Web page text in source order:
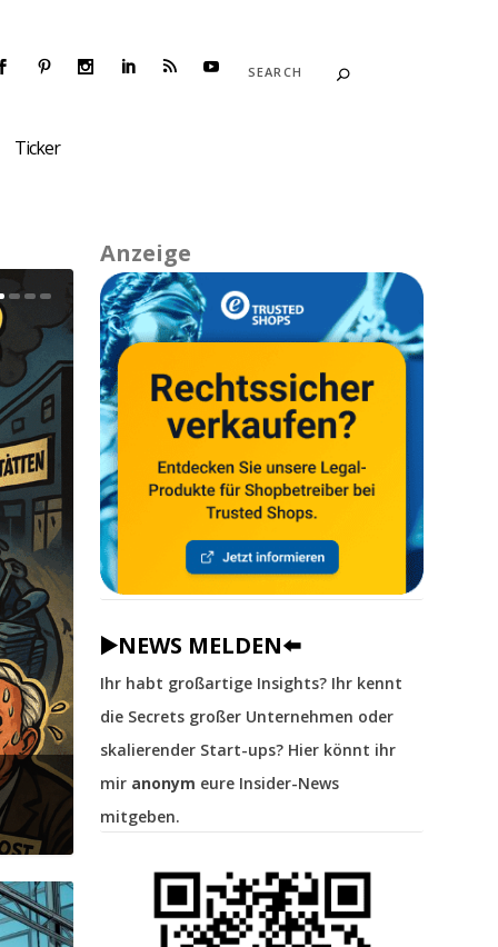
Ticker
Anzeige
▶️NEWS MELDEN⬅️
Ihr habt großartige Insights? Ihr kennt
die Secrets großer Unternehmen oder
skalierender Start-ups? Hier könnt ihr
mir anonym eure Insider-News
mitgeben.